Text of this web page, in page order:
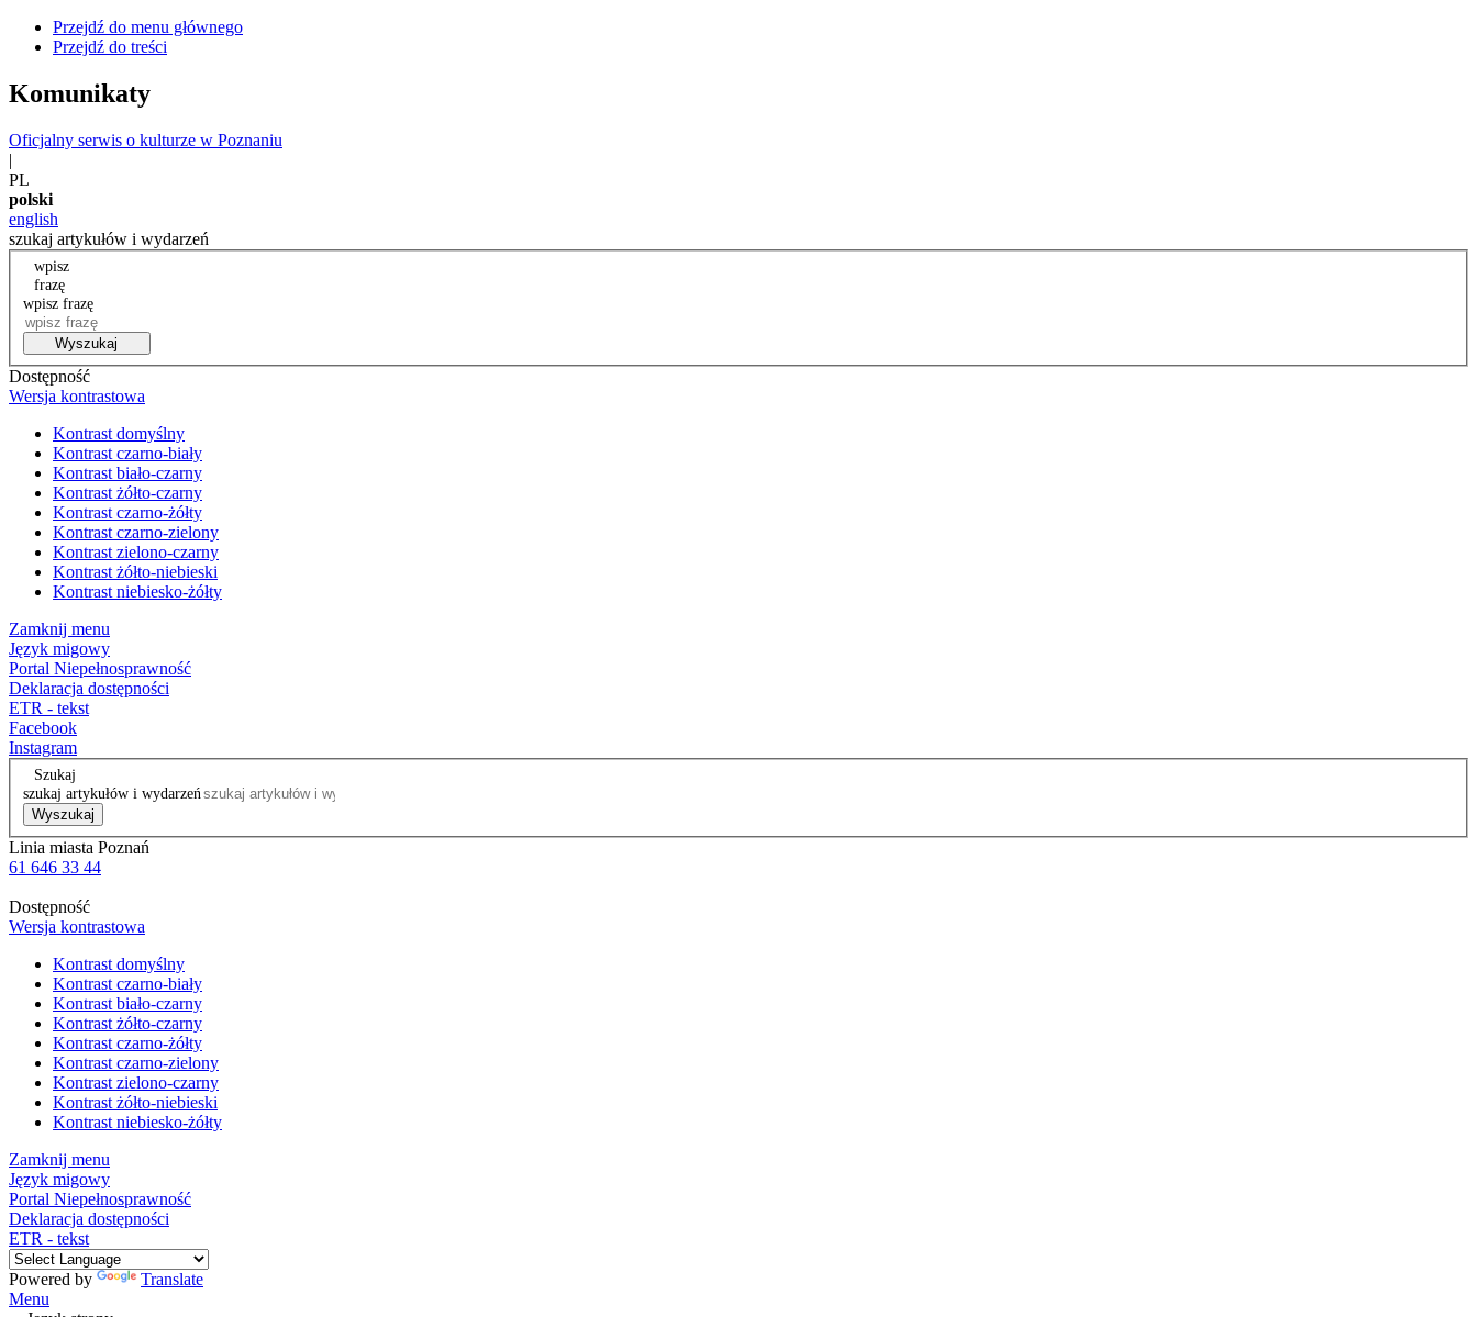
Przejdź do menu głównego
Przejdź do treści
Komunikaty
Oficjalny serwis o kulturze w Poznaniu
|
PL
polski
english
szukaj artykułów i wydarzeń
wpisz
frazę
wpisz frazę
Wyszukaj
Dostępność
Wersja kontrastowa
Kontrast domyślny
Kontrast czarno-biały
Kontrast biało-czarny
Kontrast żółto-czarny
Kontrast czarno-żółty
Kontrast czarno-zielony
Kontrast zielono-czarny
Kontrast żółto-niebieski
Kontrast niebiesko-żółty
Zamknij menu
Język migowy
Portal Niepełnosprawność
Deklaracja dostępności
ETR - tekst
Facebook
Instagram
Szukaj
szukaj artykułów i wydarzeń
Wyszukaj
Linia miasta Poznań
61 646 33 44
Dostępność
Wersja kontrastowa
Kontrast domyślny
Kontrast czarno-biały
Kontrast biało-czarny
Kontrast żółto-czarny
Kontrast czarno-żółty
Kontrast czarno-zielony
Kontrast zielono-czarny
Kontrast żółto-niebieski
Kontrast niebiesko-żółty
Zamknij menu
Język migowy
Portal Niepełnosprawność
Deklaracja dostępności
ETR - tekst
Powered by
Translate
Menu